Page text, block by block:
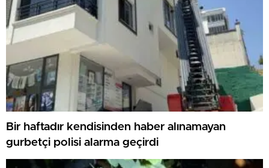
Bir haftadır kendisinden haber alınamayan
gurbetçi polisi alarma geçirdi